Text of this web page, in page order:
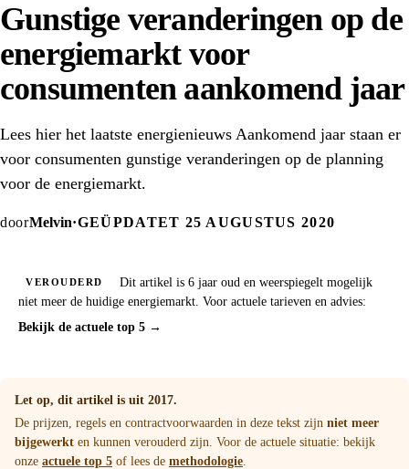
Gunstige veranderingen op de
energiemarkt voor
consumenten aankomend jaar
Lees hier het laatste energienieuws Aankomend jaar staan er
voor consumenten gunstige veranderingen op de planning
voor de energiemarkt.
doorMelvin·GEÜPDATET 25 AUGUSTUS 2020
VEROUDERD
Dit artikel is 6 jaar oud en weerspiegelt mogelijk
niet meer de huidige energiemarkt. Voor actuele tarieven en advies:
Bekijk de actuele top 5 →
Let op, dit artikel is uit 2017.
De prijzen, regels en contractvoorwaarden in deze tekst zijn niet meer
bijgewerkt en kunnen verouderd zijn. Voor de actuele situatie: bekijk
onze actuele top 5 of lees de methodologie.